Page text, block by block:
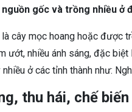
gốc và trồng nhiều ở
cây mọc hoang hoặc được
ướt, nhiều ánh sáng, đặc
ở các tỉnh thành như:
thu hái, chế